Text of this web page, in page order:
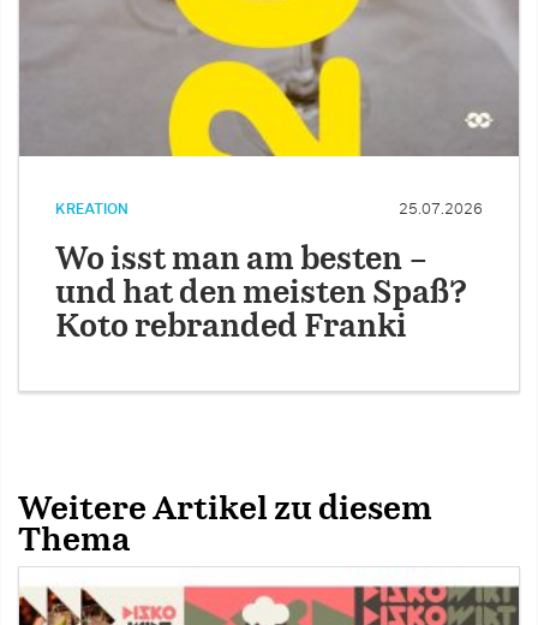
KREATION 25.07.2026
Wo isst man am besten –
und hat den meisten Spaß?
Koto rebranded Franki
Weitere Artikel zu diesem
Thema